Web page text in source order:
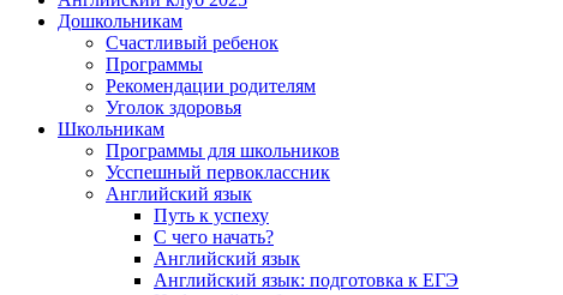
Дошкольникам
Счастливый ребенок
Программы
Рекомендации родителям
Уголок здоровья
Школьникам
Программы для школьников
Усспешный первоклассник
Английский язык
Путь к успеху
С чего начать?
Английский язык
Английский язык: подготовка к ЕГЭ